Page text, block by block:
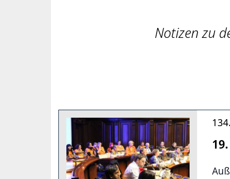
Notizen zu